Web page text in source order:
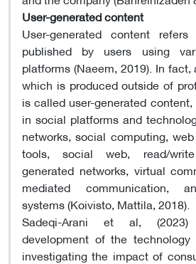
User-generated content
User-generated content
published by users using
platforms (Naeem, 2019). In
which is produced outside of
is called user-generated
in social platforms and
networks, social computing,
tools, social web, read/
generated networks, virtual
mediated communication,
systems (Koivisto, Mattila, 2018).
Sadeqi-Arani et al,
development of the
investigating the impact of